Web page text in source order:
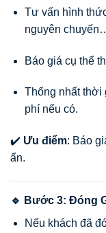
Tư vấn hình
nguyên
Báo giá cụ thể
Thống nhất thời
phí nếu có.
✔️ Ưu điểm: Báo
ẩn.
🔹 Bước 3: Đóng
Nếu khách đã